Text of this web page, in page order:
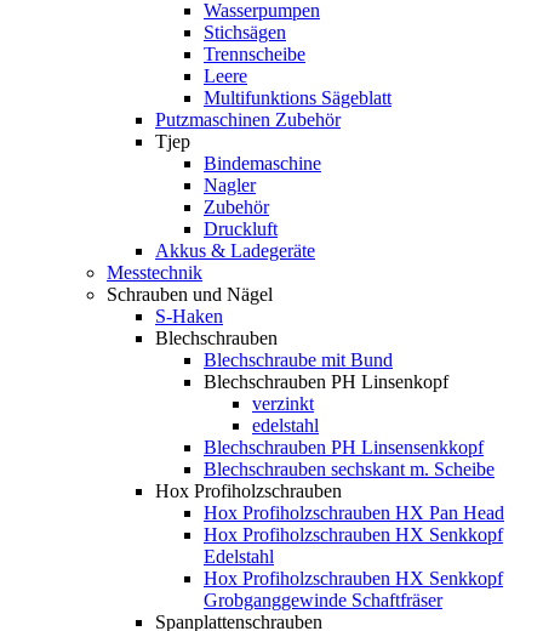
Wasserpumpen
Stichsägen
Trennscheibe
Leere
Multifunktions Sägeblatt
Putzmaschinen Zubehör
Tjep
Bindemaschine
Nagler
Zubehör
Druckluft
Akkus & Ladegeräte
Messtechnik
Schrauben und Nägel
S-Haken
Blechschrauben
Blechschraube mit Bund
Blechschrauben PH Linsenkopf
verzinkt
edelstahl
Blechschrauben PH Linsensenkkopf
Blechschrauben sechskant m. Scheibe
Hox Profiholzschrauben
Hox Profiholzschrauben HX Pan Head
Hox Profiholzschrauben HX Senkkopf
Edelstahl
Hox Profiholzschrauben HX Senkkopf
Grobganggewinde Schaftfräser
Spanplattenschrauben